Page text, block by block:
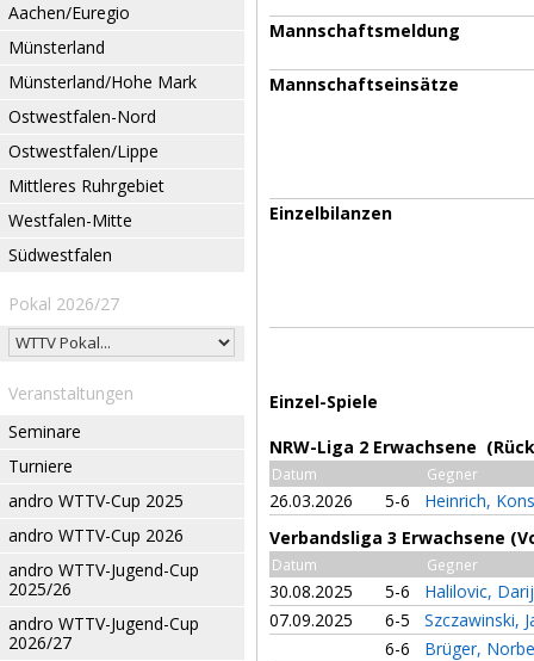
Aachen/Euregio
Münsterland
Münsterland/Hohe Mark
Ostwestfalen-Nord
Ostwestfalen/Lippe
Mittleres Ruhrgebiet
Westfalen-Mitte
Südwestfalen
Pokal 2026/27
Veranstaltungen
Seminare
Turniere
andro WTTV-Cup 2025
andro WTTV-Cup 2026
andro WTTV-Jugend-Cup
2025/26
andro WTTV-Jugend-Cup
2026/27
Mannschaftsmeldung
Mannschaftseinsätze
Einzelbilanzen
Einzel-Spiele
NRW-Liga 2 Erwachsene
Datum Gegner
26.03.2026 5-6
Heinrich,
Verbandsliga 3 Erwachsene
Datum Gegner
30.08.2025 5-6
Halilovic,
07.09.2025
6-5
Szczawinski,
6-6
Brüger,